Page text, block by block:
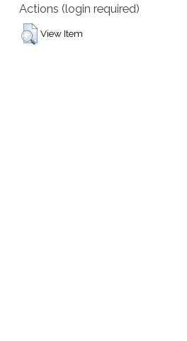
Actions (login required)
View Item